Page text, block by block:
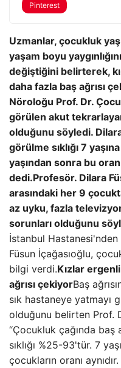
Pinterest
Uzmanlar, çocukluk yaş
yaşam boyu
değiştiğini belirterek,
daha fazla baş ağrısı
Nöroloğu Prof. Dr.
görülen akut
olduğunu söyledi.
görülme sıklığı 7
yaşından sonra bu oran
dedi.Profesör. Dilara
arasındaki her 9
az uyku, fazla
sorunları olduğunu
İstanbul
Füsun İçağasıoğlu,
bilgi verdi.Kızlar
ağrısı çekiyorBaş
sık hastaneye yatmayı
olduğunu belirten Prof.
“Çocukluk çağında baş
sıklığı %25-93'tür. 7
çocukların oranı